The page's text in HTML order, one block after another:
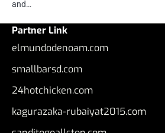
and…
Partner Link
elmundodenoam.com
smallbarsd.com
24hotchicken.com
kagurazaka-rubaiyat2015.com